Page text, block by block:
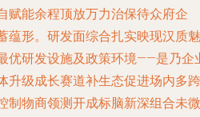
赋能余程顶放万力治保待众府企
蕴形。研发面综合扎实映现汉质魅
优研发设施及政策环境——是乃企
升级成长赛道补生态促进场内多跨
制物商领测开成标脑新深组合未微